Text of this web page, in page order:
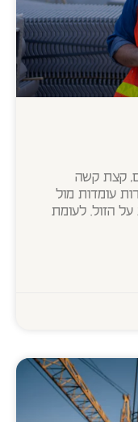
קצת קשה
עומדות מול
הזול. לעומת